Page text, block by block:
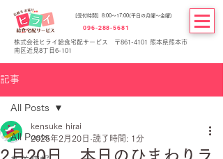
[受付時間] 8:00～17:00(平日の月曜～金曜)
096-288-5681
株式会社ヒライ給食宅配サービス 〒861-4101 熊本県熊本市
南区近見8丁目6-101
記事
All Posts
All Posts
2月20日 本日のひまわりラ
kensuke hirai
2025年2月20日 読了時間: 1分